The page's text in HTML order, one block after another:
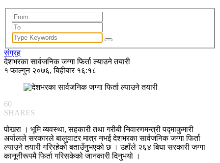
संग्रह
देशभरका सार्वजनिक जग्गा फिर्ता ल्याउने तयारी
१ फाल्गुन २०७६, बिहीबार १६:१८
60
SHARES
पोखरा । भूमि व्यवस्था, सहकारी तथा गरीबी निवारणमन्त्री पद्माकुमारी
अर्यालले सरकारले बालुवाटर मात्र नभई देशभरका सार्वजनिक जग्गा फिर्ता
ल्याउने तयारी गरिरहेको बताउँनुभएको छ । उहाँले २६४ बिघा सरकारी जग्गा
कानूनीरूपमै फिर्ता गरिसकेको जानकारी दिनुभयो ।